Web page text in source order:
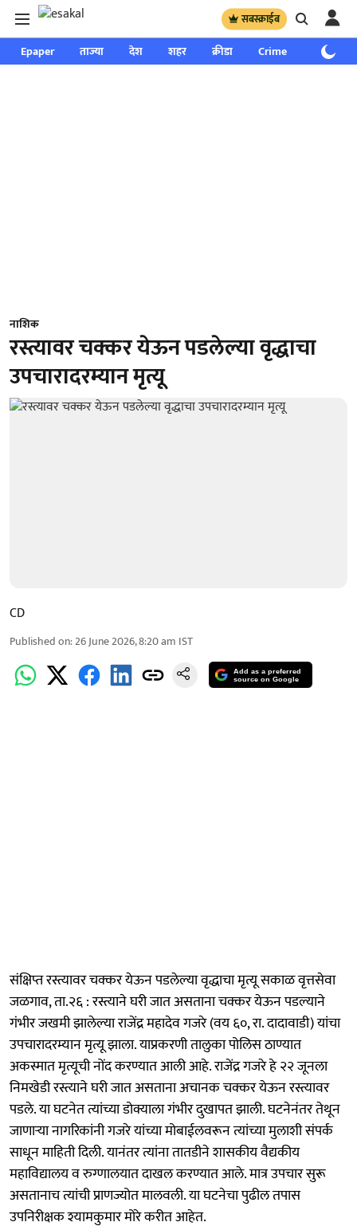
सबस्क्राईब
Epaper ताज्या देश शहर क्रीडा Crime साप्ताहिक
नाशिक
रस्त्यावर चक्कर येऊन पडलेल्या वृद्धाचा
उपचारादरम्यान मृत्यू
CD
Published on:26 June 2026, 8:20 am IST
Add as a preferred
source on Google
संक्षिप्त रस्त्यावर चक्कर येऊन पडलेल्या वृद्धाचा मृत्यू सकाळ वृत्तसेवा
जळगाव, ता.२६ : रस्त्याने घरी जात असताना चक्कर येऊन पडल्याने
गंभीर जखमी झालेल्या राजेंद्र महादेव गजरे (वय ६०, रा. दादावाडी) यांचा
उपचारादरम्यान मृत्यू झाला. याप्रकरणी तालुका पोलिस ठाण्यात
अकस्मात मृत्यूची नोंद करण्यात आली आहे. राजेंद्र गजरे हे २२ जूनला
निमखेडी रस्त्याने घरी जात असताना अचानक चक्कर येऊन रस्त्यावर
पडले. या घटनेत त्यांच्या डोक्याला गंभीर दुखापत झाली. घटनेनंतर तेथून
जाणाऱ्या नागरिकांनी गजरे यांच्या मोबाईलवरून त्यांच्या मुलाशी संपर्क
साधून माहिती दिली. यानंतर त्यांना तातडीने शासकीय वैद्यकीय
महाविद्यालय व रुग्णालयात दाखल करण्यात आले. मात्र उपचार सुरू
असतानाच त्यांची प्राणज्योत मालवली. या घटनेचा पुढील तपास
उपनिरीक्षक श्यामकुमार मोरे करीत आहेत.